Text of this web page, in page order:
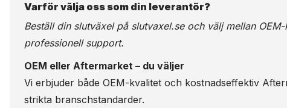
Varför välja oss som din leverantör?
Beställ din slutväxel på slutvaxel.seoch välj mellan
professionell support.
OEM eller Aftermarket – du väljer
Vi erbjuder både OEM-kvalitet och kostnadseffektiv
strikta branschstandarder.